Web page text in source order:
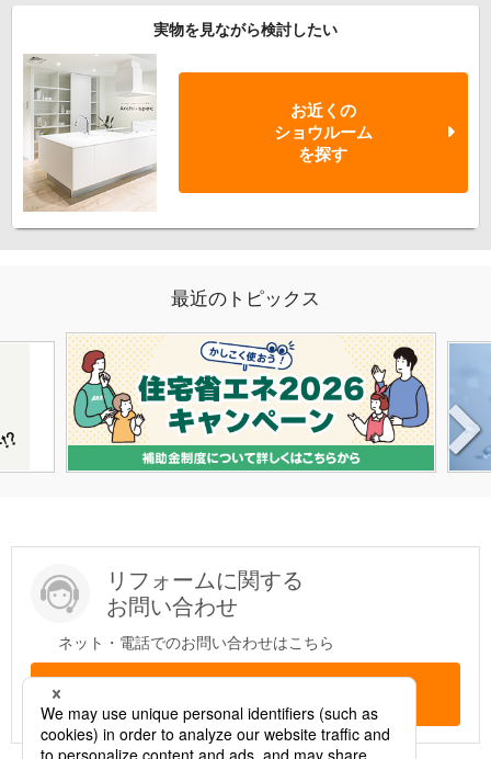
実物を見ながら検討したい
お近くの
ショウルーム
を探す
最近のトピックス
リフォームに関する
お問い合わせ
ネット・電話でのお問い合わせはこちら